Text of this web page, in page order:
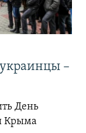
–
День
Крыма